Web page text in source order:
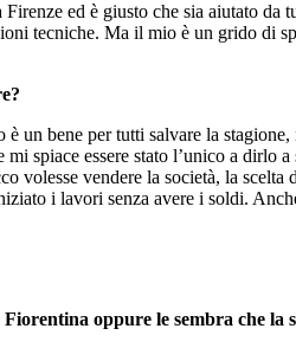
ed è giusto che sia aiutato
tecniche. Ma il mio è un grido di
un bene per tutti salvare la
essere stato l’unico a dirlo
vendere la società, la
i lavori senza avere i soldi.
oppure le sembra che